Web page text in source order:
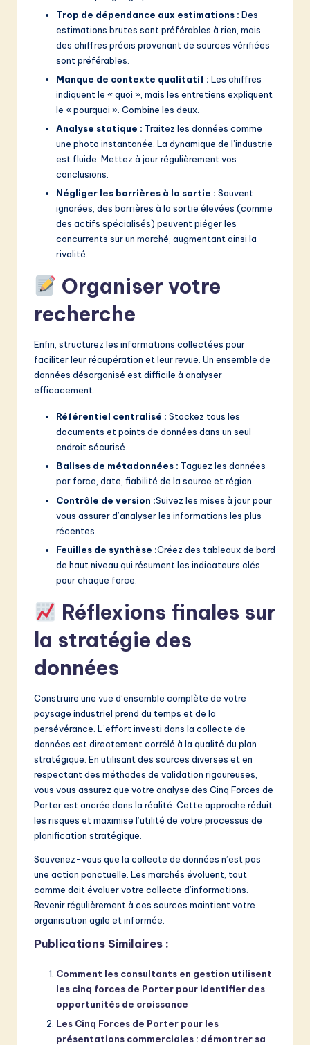
Trop de dépendance aux estimations : Des
estimations brutes sont préférables à rien, mais
des chiffres précis provenant de sources vérifiées
sont préférables.
Manque de contexte qualitatif : Les chiffres
indiquent le « quoi », mais les entretiens expliquent
le « pourquoi ». Combine les deux.
Analyse statique : Traitez les données comme
une photo instantanée. La dynamique de l’industrie
est fluide. Mettez à jour régulièrement vos
conclusions.
Négliger les barrières à la sortie : Souvent
ignorées, des barrières à la sortie élevées (comme
des actifs spécialisés) peuvent piéger les
concurrents sur un marché, augmentant ainsi la
rivalité.
Organiser votre
recherche
Enfin, structurez les informations collectées pour
faciliter leur récupération et leur revue. Un ensemble de
données désorganisé est difficile à analyser
efficacement.
Référentiel centralisé : Stockez tous les
documents et points de données dans un seul
endroit sécurisé.
Balises de métadonnées : Taguez les données
par force, date, fiabilité de la source et région.
Contrôle de version :Suivez les mises à jour pour
vous assurer d’analyser les informations les plus
récentes.
Feuilles de synthèse :Créez des tableaux de bord
de haut niveau qui résument les indicateurs clés
pour chaque force.
Réflexions finales sur
la stratégie des
données
Construire une vue d’ensemble complète de votre
paysage industriel prend du temps et de la
persévérance. L’effort investi dans la collecte de
données est directement corrélé à la qualité du plan
stratégique. En utilisant des sources diverses et en
respectant des méthodes de validation rigoureuses,
vous vous assurez que votre analyse des Cinq Forces de
Porter est ancrée dans la réalité. Cette approche réduit
les risques et maximise l’utilité de votre processus de
planification stratégique.
Souvenez-vous que la collecte de données n’est pas
une action ponctuelle. Les marchés évoluent, tout
comme doit évoluer votre collecte d’informations.
Revenir régulièrement à ces sources maintient votre
organisation agile et informée.
Publications Similaires :
Comment les consultants en gestion utilisent
les cinq forces de Porter pour identifier des
opportunités de croissance
Les Cinq Forces de Porter pour les
présentations commerciales : démontrer sa